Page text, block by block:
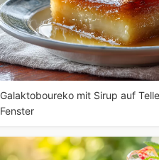
Galaktoboureko mit Sirup auf
Fenster